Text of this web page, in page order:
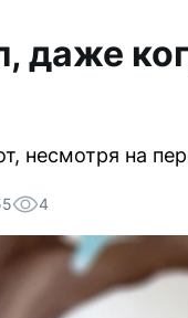
даже
несмотря на
4